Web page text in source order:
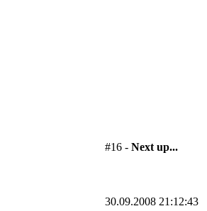
#16 - Next up...
30.09.2008 21:12:43